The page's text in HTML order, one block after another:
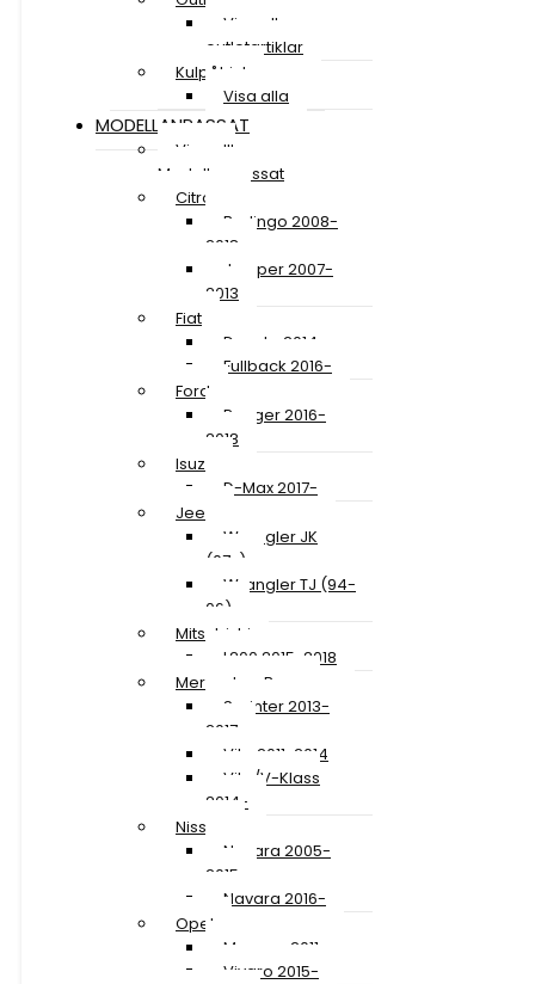
Visa alla
outletartiklar
Kulpåhjul
Visa alla
MODELLANPASSAT
Visa allt
Modellanpassat
Citroen
Berlingo 2008-
2018
Jumper 2007-
2013
Fiat
Ducato 2014-
Fullback 2016-
Ford
Ranger 2016-
2018
Isuzu
D-Max 2017-
Jeep
Wrangler JK
(07-)
Wrangler TJ (94-
06)
Mitsubishi
L200 2015-2018
Mercedes-Benz
Sprinter 2013-
2017
Vito 2011-2014
Vito/V-Klass
2014-
Nissan
Navara 2005-
2015
Navara 2016-
Opel
Movano 2011-
Vivaro 2015-